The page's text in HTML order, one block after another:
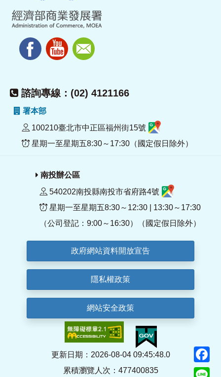
諮詢專線：(02) 4121166
署本部
100210臺北市中正區福州街15號
星期一至星期五8:30～17:30（國定假日除外）
南投辦公區
540202南投縣南投市省府路4號
星期一至星期五8:30～12:30 | 13:30～17:30
（公司登記：9:00～16:30）（國定假日除外）
政府網站資料開放宣告
隱私權政策
網站安全政策
更新日期：2026-08-04 09:45:48.0
累積瀏覽人次：477400835